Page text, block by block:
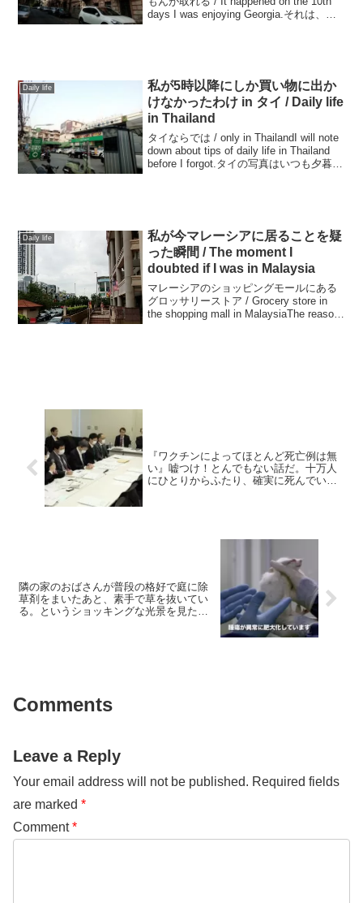
days I was enjoying Georgia.それは、豆
Daily life
私が5時以降にしか買い物に出か
けなかったわけ in タイ / Daily life
in Thailand
タイならでは / only in ThailandI will note
down about tips of daily life in Thailand
before I forgot.タイの写真はいつも夕暮れ
Daily life
私が今マレーシアに居ることを疑
った瞬間 / The moment I
doubted if I was in Malaysia
マレーシアのショッピングモールにある
グロッサリーストア / Grocery store in
the shopping mall in MalaysiaThe reason
『ワクチンによってほとんど死亡例は無
い』嘘つけ！とんでもない話だ。十万人
にひとりからふたり、確実に死んでい
隣の家のおばさんが普段の格好で庭に除
草剤をまいたあと、素手で草を抜いてい
る。というショッキングな光景を見た。
Comments
Leave a Reply
Your email address will not be published. Required fields
are marked *
Comment*